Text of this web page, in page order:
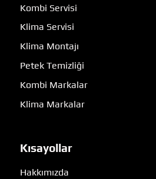
Kombi Servisi
Klima Servisi
Klima Montajı
Petek Temizliği
Kombi Markalar
Klima Markalar
Kısayollar
Hakkımızda